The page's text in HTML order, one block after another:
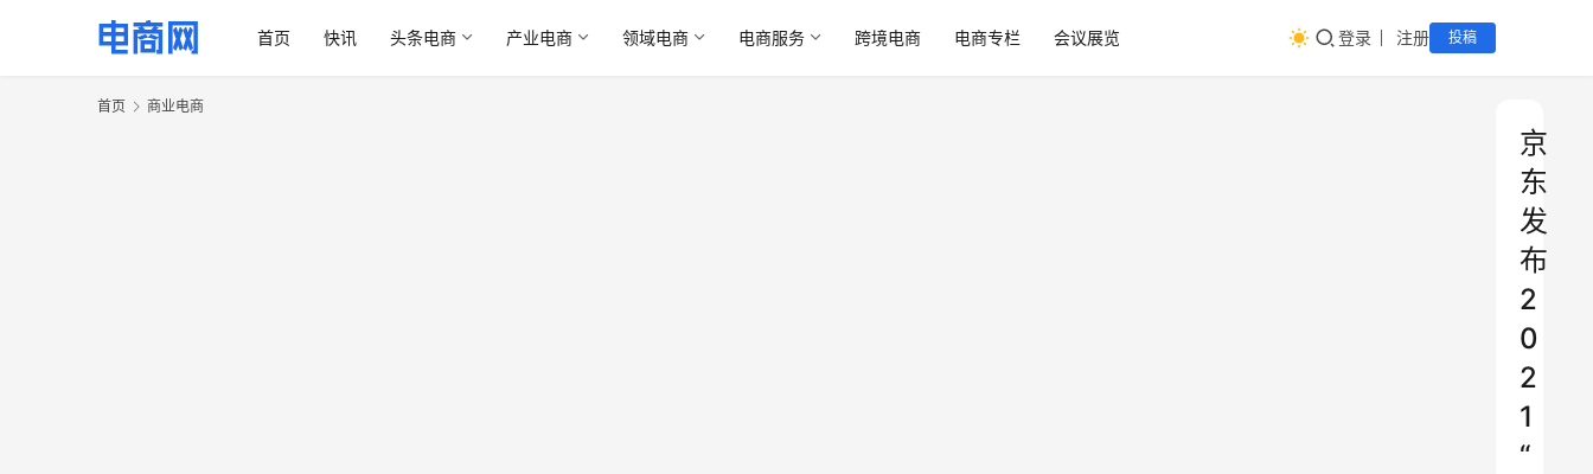
首页 快讯 头条电商 产业电商 领域电商 电商服务 跨境电商 电商专栏 会议展览 登录 注册 投稿
首页 商业电商
京
东
发
布
2
0
2
1
“